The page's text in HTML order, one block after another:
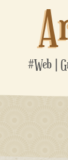
#Web |